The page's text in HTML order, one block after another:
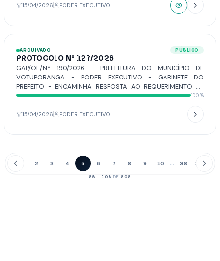
15/04/2026 PODER EXECUTIVO
ARQUIVADO PÚBLICO
PROTOCOLO Nº 127/2026
GAP/OF/Nº 190/2026 - PREFEITURA DO MUNICÍPIO DE
VOTUPORANGA - PODER EXECUTIVO - GABINETE DO
PREFEITO - ENCAMINHA RESPOSTA AO REQUERIMENTO Nº
49/2026, DE AUTORIA DO VEREADOR EMERSON PEREIRA.
100%
15/04/2026 PODER EXECUTIVO
2 3 4 5 6 7 8 9 10 ... 38 39
85 – 105 DE 808